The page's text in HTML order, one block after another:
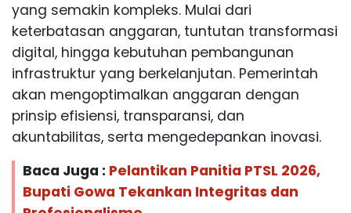
yang semakin kompleks. Mulai dari
keterbatasan anggaran, tuntutan transformasi
digital, hingga kebutuhan pembangunan
infrastruktur yang berkelanjutan. Pemerintah
akan mengoptimalkan anggaran dengan
prinsip efisiensi, transparansi, dan
akuntabilitas, serta mengedepankan inovasi.
Baca Juga : Pelantikan Panitia PTSL 2026,
Bupati Gowa Tekankan Integritas dan